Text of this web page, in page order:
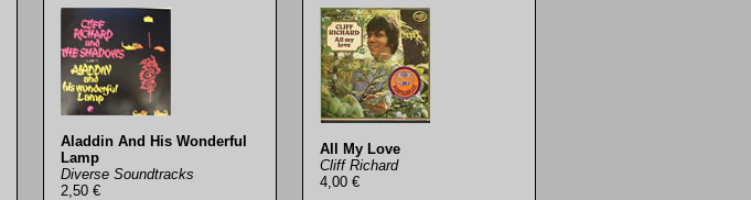
Aladdin And His Wonderful
Lamp
Diverse Soundtracks
2,50 €
All My Love
Cliff Richard
4,00 €